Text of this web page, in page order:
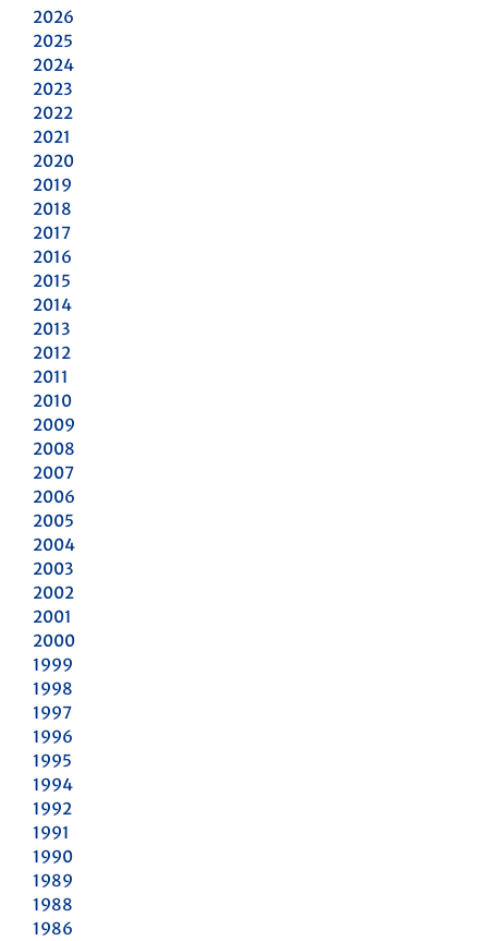
2026
2025
2024
2023
2022
2021
2020
2019
2018
2017
2016
2015
2014
2013
2012
2011
2010
2009
2008
2007
2006
2005
2004
2003
2002
2001
2000
1999
1998
1997
1996
1995
1994
1992
1991
1990
1989
1988
1986